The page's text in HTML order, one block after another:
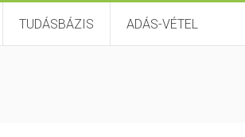
TUDÁSBÁZIS ADÁS-VÉTEL